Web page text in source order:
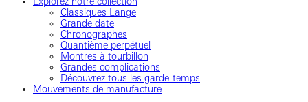
Classiques Lange
Grande date
Chronographes
Quantième perpétuel
Montres à tourbillon
Grandes complications
Découvrez tous les garde-temps
Mouvements de manufacture